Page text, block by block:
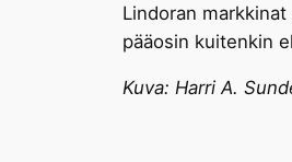
Lindoran
pääosin kuitenkin
Kuva: Harri A.